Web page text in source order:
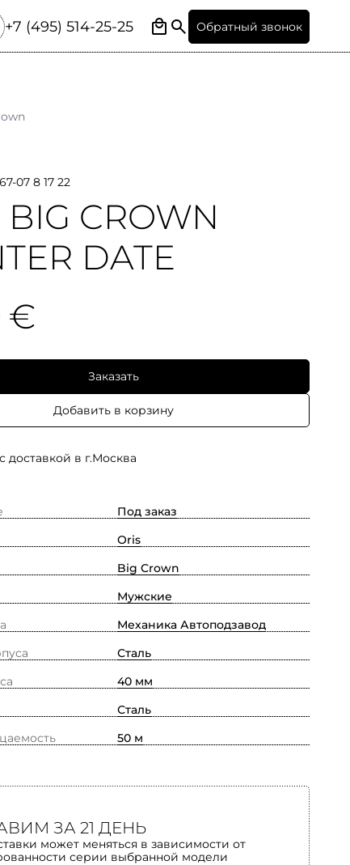
+7 (495) 514-25-25 Обратный звонок
07 8 17 22
BIG CROWN
DATE
€
Заказать
Добавить в корзину
доставкой в г.Москва
Под заказ
Oris
Big Crown
Мужские
Механика Автоподзавод
Сталь
40 мм
Сталь
50 м
ЗА 21 ДЕНЬ
может меняться в зависимости от
серии выбранной модели